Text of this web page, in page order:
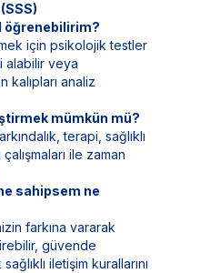
öğrenebilirim?
için psikolojik testler
alabilir veya
analiz
mümkün mü?
terapi, sağlıklı
ile zaman
sahipsem ne
farkına vararak
güvende
iletişim kurallarını